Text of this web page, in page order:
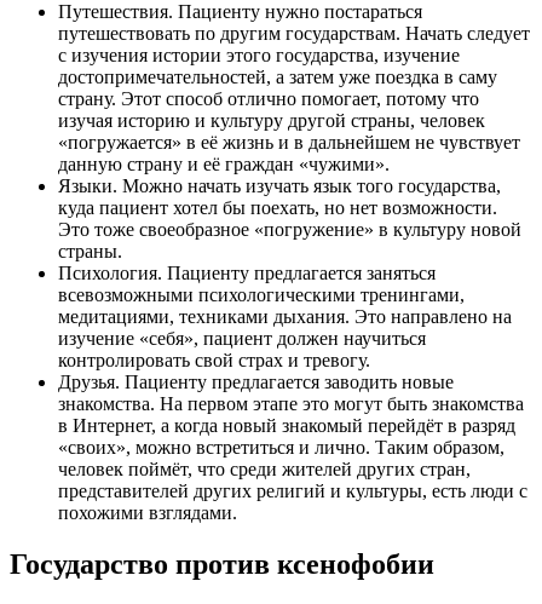
Путешествия. Пациенту нужно постараться
путешествовать по другим государствам. Начать следует
с изучения истории этого государства, изучение
достопримечательностей, а затем уже поездка в саму
страну. Этот способ отлично помогает, потому что
изучая историю и культуру другой страны, человек
«погружается» в её жизнь и в дальнейшем не чувствует
данную страну и её граждан «чужими».
Языки. Можно начать изучать язык того государства,
куда пациент хотел бы поехать, но нет возможности.
Это тоже своеобразное «погружение» в культуру новой
страны.
Психология. Пациенту предлагается заняться
всевозможными психологическими тренингами,
медитациями, техниками дыхания. Это направлено на
изучение «себя», пациент должен научиться
контролировать свой страх и тревогу.
Друзья. Пациенту предлагается заводить новые
знакомства. На первом этапе это могут быть знакомства
в Интернет, а когда новый знакомый перейдёт в разряд
«своих», можно встретиться и лично. Таким образом,
человек поймёт, что среди жителей других стран,
представителей других религий и культуры, есть люди с
похожими взглядами.
Государство против ксенофобии